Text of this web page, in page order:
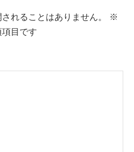
れることはありません。
※
目です